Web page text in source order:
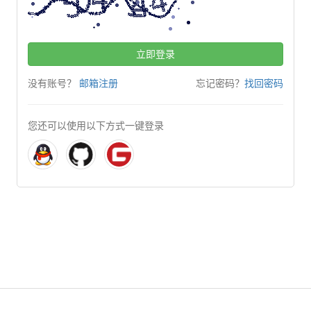
立即登录
没有账号？ 邮箱注册 忘记密码？ 找回密码
您还可以使用以下方式一键登录